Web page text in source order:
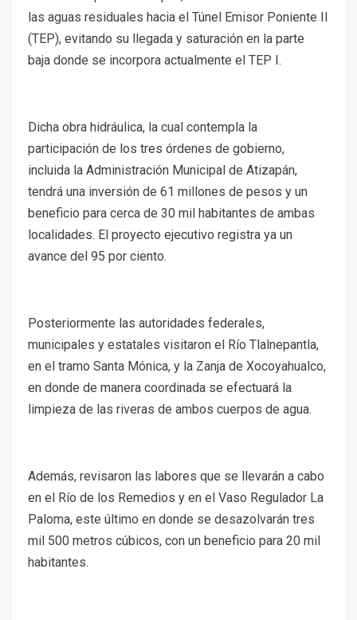
las aguas residuales hacia el Túnel Emisor Poniente II
(TEP), evitando su llegada y saturación en la parte
baja donde se incorpora actualmente el TEP I.
Dicha obra hidráulica, la cual contempla la
participación de los tres órdenes de gobierno,
incluida la Administración Municipal de Atizapán,
tendrá una inversión de 61 millones de pesos y un
beneficio para cerca de 30 mil habitantes de ambas
localidades. El proyecto ejecutivo registra ya un
avance del 95 por ciento.
Posteriormente las autoridades federales,
municipales y estatales visitaron el Río Tlalnepantla,
en el tramo Santa Mónica, y la Zanja de Xocoyahualco,
en donde de manera coordinada se efectuará la
limpieza de las riveras de ambos cuerpos de agua.
Además, revisaron las labores que se llevarán a cabo
en el Río de los Remedios y en el Vaso Regulador La
Paloma, este último en donde se desazolvarán tres
mil 500 metros cúbicos, con un beneficio para 20 mil
habitantes.